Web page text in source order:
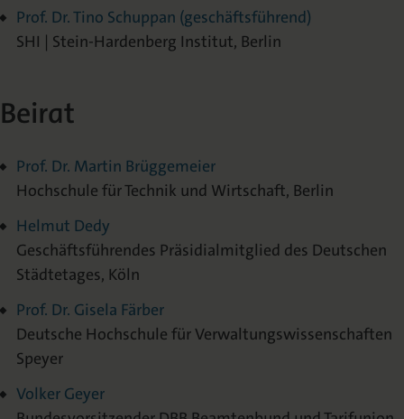
Prof. Dr. Tino Schuppan (geschäftsführend)
SHI | Stein-Hardenberg Institut, Berlin
Beirat
Prof. Dr. Martin Brüggemeier
Hochschule für Technik und Wirtschaft, Berlin
Helmut Dedy
Geschäftsführendes Präsidialmitglied des Deutschen
Städtetages, Köln
Prof. Dr. Gisela Färber
Deutsche Hochschule für Verwaltungswissenschaften
Speyer
Volker Geyer